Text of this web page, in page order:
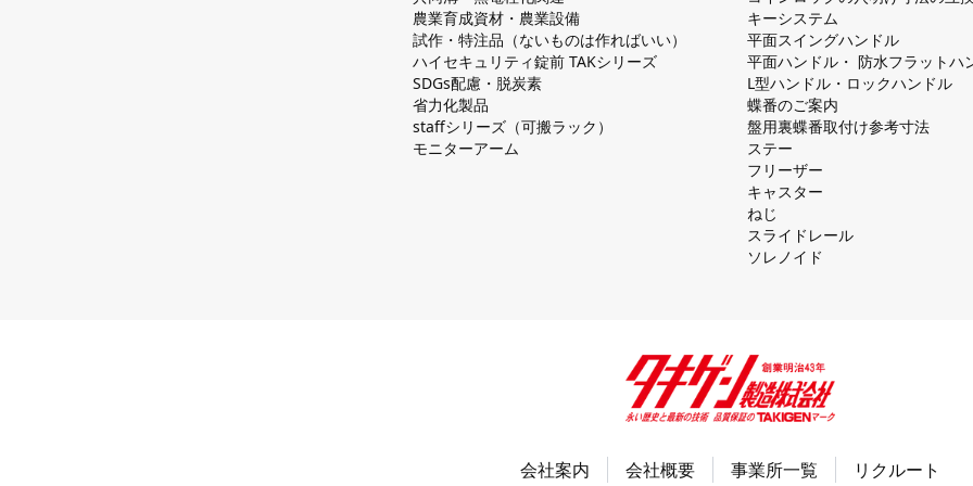
農業育成資材・農業設備
試作・特注品（ないものは作ればいい）
ハイセキュリティ錠前 TAKシリーズ
SDGs配慮・脱炭素
省力化製品
staffシリーズ（可搬ラック）
モニターアーム
キーシステム
平⾯スイングハンドル
平⾯ハンドル・ 防⽔フラットハ
L型ハンドル・ロックハンドル
蝶番のご案内
盤⽤裏蝶番取付け参考⼨法
ステー
フリーザー
キャスター
ねじ
スライドレール
ソレノイド
会社案内 会社概要 事業所一覧 リクルート